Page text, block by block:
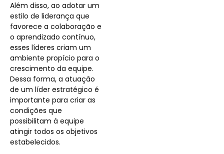
Além disso, ao adotar um
estilo de liderança que
favorece a colaboração e
o aprendizado contínuo,
esses líderes criam um
ambiente propício para o
crescimento da equipe.
Dessa forma, a atuação
de um líder estratégico é
importante para criar as
condições que
possibilitam à equipe
atingir todos os objetivos
estabelecidos.